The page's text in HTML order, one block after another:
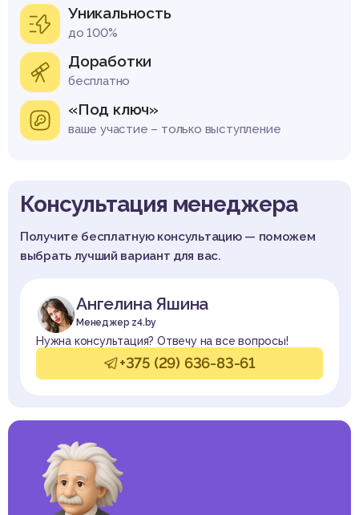
Уникальность
до 100%
Доработки
бесплатно
«Под ключ»
ваше участие – только выступление
Консультация менеджера
Получите бесплатную консультацию — поможем
выбрать лучший вариант для вас.
Ангелина Яшина
Менеджер z4.by
Нужна консультация? Отвечу на все вопросы!
+375 (29) 636-83-61